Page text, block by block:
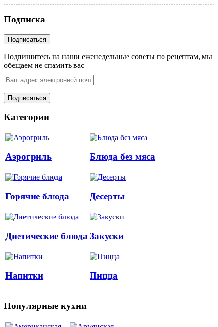
Подписка
Подпишитесь на наши еженедельные советы по рецептам, мы
обещаем не спамить вас
Категории
Аэрогриль Блюда без мяса
Горячие блюда Десерты
Диетические блюда Закуски
Напитки Пицца
Популярные кухни